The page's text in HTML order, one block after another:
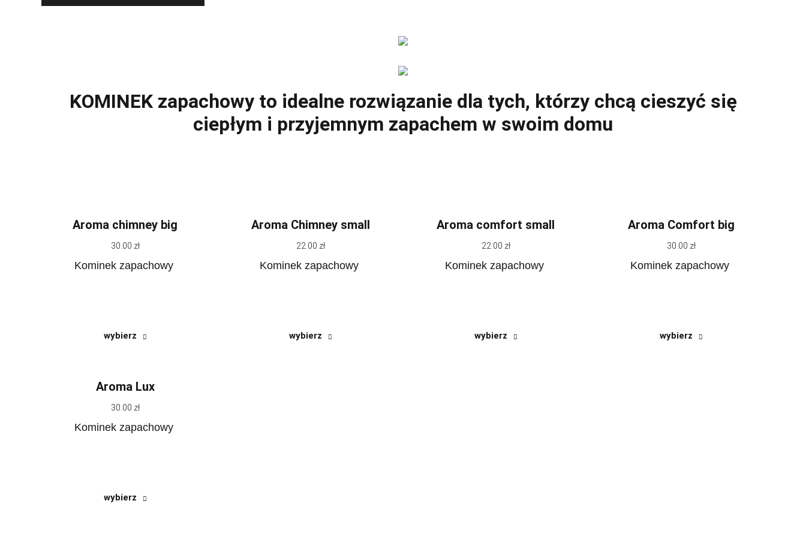
KOMINEK zapachowy to idealne rozwiązanie dla tych, którzy chcą cieszyć się
ciepłym i przyjemnym zapachem w swoim domu
Aroma chimney big
30.00 zł
Kominek zapachowy
wybierz
Aroma Chimney small
22.00 zł
Kominek zapachowy
wybierz
Aroma comfort small
22.00 zł
Kominek zapachowy
wybierz
Aroma Comfort big
30.00 zł
Kominek zapachowy
wybierz
Aroma Lux
30.00 zł
Kominek zapachowy
wybierz